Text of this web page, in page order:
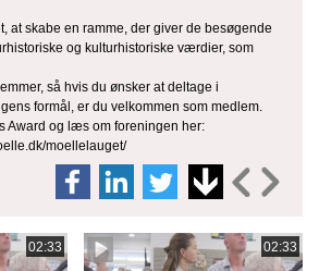
at skabe en ramme, der giver de besøgende
og kulturhistoriske værdier, som
så hvis du ønsker at deltage i
formål, er du velkommen som medlem.
Award og læs om foreningen her:
moellelauget/
02:33 02:33